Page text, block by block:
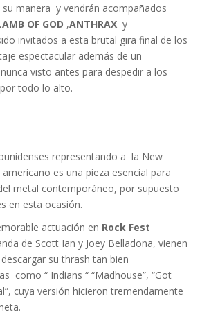
su manera y vendrán acompañados
OF GOD ,ANTHRAX y
invitados a esta brutal gira final de los
espectacular además de un
visto antes para despedir a los
todo lo alto.
representando a la New
es una pieza esencial para
metal contemporáneo, por supuesto
en esta ocasión.
actuación en Rock Fest
de Scott Ian y Joey Belladona, vienen
su thrash tan bien
como “ Indians “ “Madhouse”, “Got
cuya versión hicieron tremendamente